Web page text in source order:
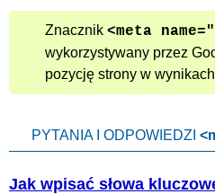
Znacznik <meta
wykorzystywany przez
pozycję strony w
PYTANIA I ODPOWIEDZI
Jak wpisać słowa